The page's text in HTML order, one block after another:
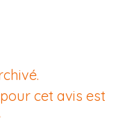
cet avis est